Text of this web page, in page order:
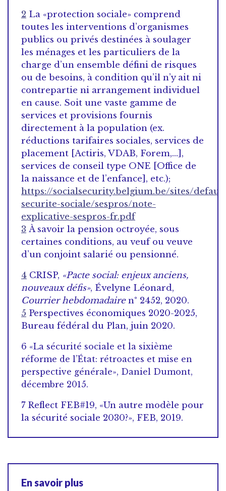
2 La «protection sociale» comprend
toutes les interventions d’organismes
publics ou privés destinées à soulager
les ménages et les particuliers de la
charge d’un ensemble défini de risques
ou de besoins, à condition qu’il n’y ait ni
contrepartie ni arrangement individuel
en cause. Soit une vaste gamme de
services et provisions fournis
directement à la population (ex.
réductions tarifaires sociales, services de
placement [Actiris, VDAB, Forem,…],
services de conseil type ONE [Office de
la naissance et de l’enfance], etc.);
https://socialsecurity.belgium.be/sites/
securite-sociale/sespros/note-
explicative-sespros-fr.pdf
3 À savoir la pension octroyée, sous
certaines conditions, au veuf ou veuve
d’un conjoint salarié ou pensionné.
4 CRISP, «Pacte social: enjeux anciens,
nouveaux défis», Évelyne Léonard,
Courrier hebdomadairen° 2452, 2020.
5 Perspectives économiques 2020-2025,
Bureau fédéral du Plan, juin 2020.
6 «La sécurité sociale et la sixième
réforme de l’État: rétroactes et mise en
perspective générale», Daniel Dumont,
décembre 2015.
7 Reflect FEB#19, «Un autre modèle pour
la sécurité sociale 2030?», FEB, 2019.
En savoir plus